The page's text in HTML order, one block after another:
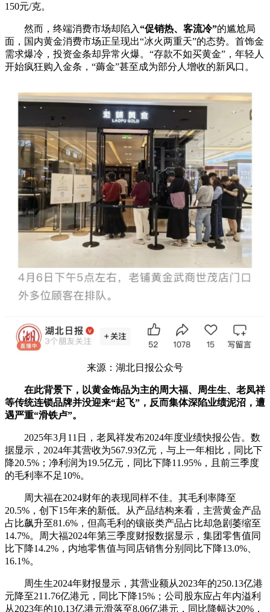
150元/克。
然而，终端消费市场却陷入“促销热、客流冷”的尴尬局
面，国内黄金消费市场正呈现出“冰火两重天”的态势。首饰金
需求爆冷，投资金条却异常火爆。“存款不如买黄金”，年轻人
开始疯狂购入金条，“薅金”甚至成为部分人增收的新风口。
来源：湖北日报公众号
在此背景下，以黄金饰品为主的周大福、周生生、老凤祥
等传统连锁品牌并没迎来“起飞”，反而集体深陷业绩泥沼，遭
遇严重“滑铁卢”。
2025年3月11日，老凤祥发布2024年度业绩快报公告。数
据显示，2024年其营收为567.93亿元，与上一年相比，同比下
降20.5%；净利润为19.5亿元，同比下降11.95%，且前三季度
的毛利率不足10%。
周大福在2024财年的表现同样不佳。其毛利率降至
20.5%，创下15年来的新低。从产品结构来看，主营黄金产品
占比飙升至81.6%，但高毛利的镶嵌类产品占比却急剧萎缩至
14.7%。周大福2024年第三季度财报数据显示，集团零售值同
比下降14.2%，内地零售值与同店销售分别同比下降13.0%、
16.1%。
周生生2024年财报显示，其营业额从2023年的250.13亿港
元降至211.76亿港元，同比下降15%；公司股东应占年内溢利
从2023年的10.13亿港元滑落至8.06亿港元，同比降幅达20%，